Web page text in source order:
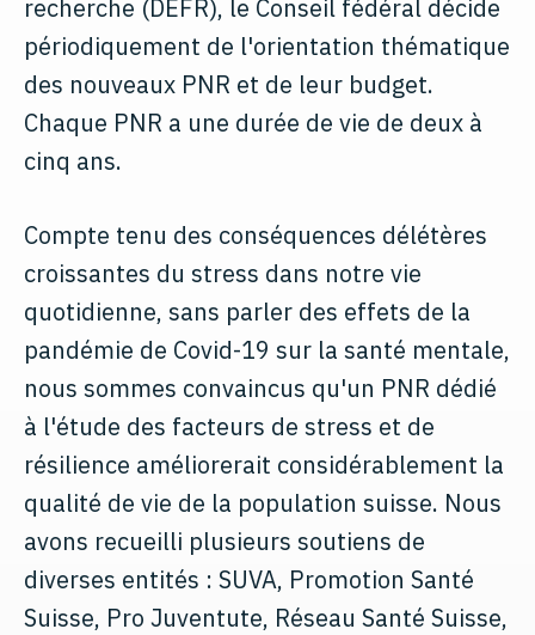
recherche (DEFR), le Conseil fédéral décide
périodiquement de l'orientation thématique
des nouveaux PNR et de leur budget.
Chaque PNR a une durée de vie de deux à
cinq ans.
Compte tenu des conséquences délétères
croissantes du stress dans notre vie
quotidienne, sans parler des effets de la
pandémie de Covid-19 sur la santé mentale,
nous sommes convaincus qu'un PNR dédié
à l'étude des facteurs de stress et de
résilience améliorerait considérablement la
qualité de vie de la population suisse. Nous
avons recueilli plusieurs soutiens de
diverses entités : SUVA, Promotion Santé
Suisse, Pro Juventute, Réseau Santé Suisse,